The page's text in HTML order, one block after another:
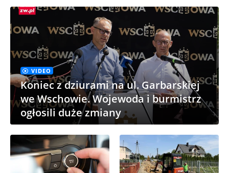
VIDEO
Koniec z dziurami na ul. Garbarskiej
we Wschowie. Wojewoda i burmistrz
ogłosili duże zmiany